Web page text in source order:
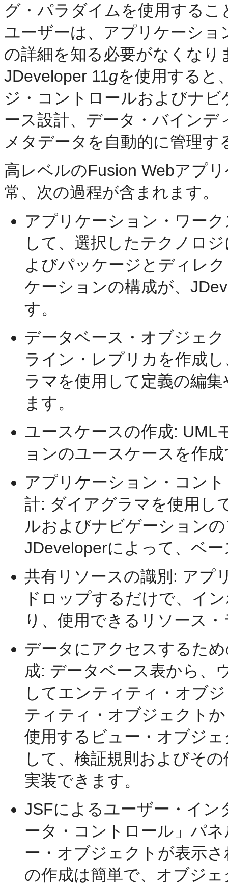
グ・パラダイムを使用する
ユーザーは、アプリケーシ
の詳細を知る必要がなくなり
JDeveloper 11gを使用すると
ジ・コントロールおよびナ
ース設計、データ・バイン
メタデータを自動的に管理
高レベルのFusion Webアプ
常、次の過程が含まれます。
アプリケーション・ワー
して、選択したテクノロ
よびパッケージとディレ
ケーションの構成が、
す。
データベース・オブジェ
ライン・レプリカを作成
ラマを使用して定義の編
ます。
ユースケースの作成: UML
ョンのユースケースを作
アプリケーション・コン
計: ダイアグラマを使用し
ルおよびナビゲーション
JDeveloperによって、ベ
共有リソースの識別: アプ
ドロップするだけで、イ
り、使用できるリソース
データにアクセスするた
成: データベース表から、
してエンティティ・オブ
ティティ・オブジェクト
使用するビュー・オブジ
して、検証規則およびそ
実装できます。
JSFによるユーザー・イン
ータ・コントロール」パ
ー・オブジェクトが表示
の作成は簡単で、オブジ